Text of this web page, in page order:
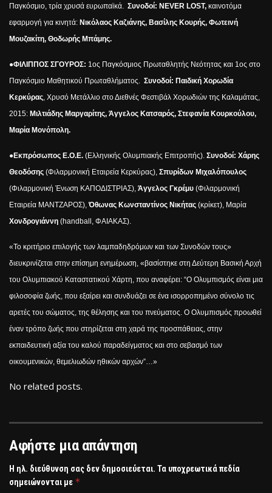
Παγκόσμιο, τρία χρυσά ευρωπαϊκά. Συνοδοί: NEVER LOST, καινοτόμα
εφαρμογή για κινητά: Νικόλαος Καζιάνης, Βασίλης Κουρής, Φωτεινή
Μουζακίτη, Θοδωρής Μπάμης.
●ΦΙΛΙΠΠΟΣ ΣΓΟΥΡΟΣ: 1ος Παγκόσμιος Πρωταθλητής Νεότητας και 1ος στο
Παγκόσμιο Μαθητικού Πρωταθλήματος. Συνοδοί: Παιδική Χορωδία
Κερκύρας, Χρυσό Μετάλλιο στο Διεθνές Φεστιβάλ Χορωδιών της Καλαμάτας,
2015: Μιλτιάδης Μαργαρίτης, Άγγελος Κατσαρός, Στεφανία Κουρκούλου,
Μαρία Μονόπολη.
●Εκπρόσωπος Ε.Ο.Ε. (Ελληνικής Ολυμπιακής Επιτροπής). Συνοδοί: Χάρης
Θεοδόσης (Φιλαρμονική Εταιρεία Κερκύρας), Σπυρίδων Μιχαλόπουλος
(Φιλαρμονική Ένωση ΚΑΠΟΔΙΣΤΡΙΑΣ), Άγγελος Γκρέμυ (Φιλαρμονική
Εταιρεία ΜΑΝΤΖΑΡΟΣ),Όθωνας Κωνσταντίνος Νικήτας (κρίκετ), Μαρία
Χονδρογιάννη (handball, ΦΑΙΑΚΑΣ).
«Το κριτήριο επιλογής των λαμπαδηδρόμων και των Συνοδών τους»
διευκρινίζεται στην επίσημη ενημέρωση, «βασίστηκε στη Δεύτερη Βασική Αρχή
του Ολυμπιακού Καταστατικού Χάρτη, που αναφέρει: “Ο Ολυμπισμός είναι μια
φιλοσοφία ζωής, που εξαίρει και συνδυάζει σε ένα ισορροπημένο σύνολο τις
αρετές του σώματος, της θέλησης και του πνεύματος. Ο Ολυμπισμός προωθεί
έναν τρόπο ζωής που στηρίζεται στη χαρά της προσπάθειας, στην
εκπαιδευτική αξία του καλού παραδείγματος και στο σεβασμό των
οικουμενικών, θεμελιωδών ηθικών αρχών”…»
No related posts.
Αφήστε μια απάντηση
Η ηλ. διεύθυνση σας δεν δημοσιεύεται. Τα υποχρεωτικά πεδία
σημειώνονται με *